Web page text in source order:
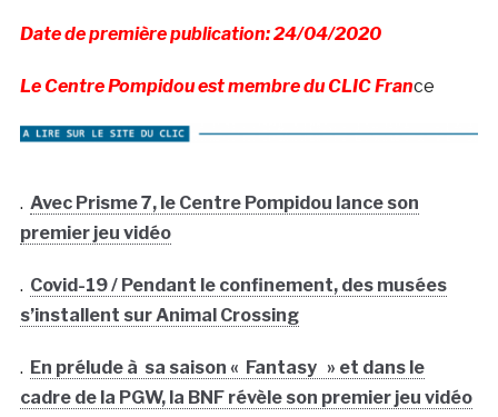
Date de première publication: 24/04/2020
Le Centre Pompidou est membre du CLIC France
. Avec Prisme 7, le Centre Pompidou lance son
premier jeu vidéo
. Covid-19 / Pendant le confinement, des musées
s’installent sur Animal Crossing
. En prélude à sa saison « Fantasy » et dans le
cadre de la PGW, la BNF révèle son premier jeu vidéo